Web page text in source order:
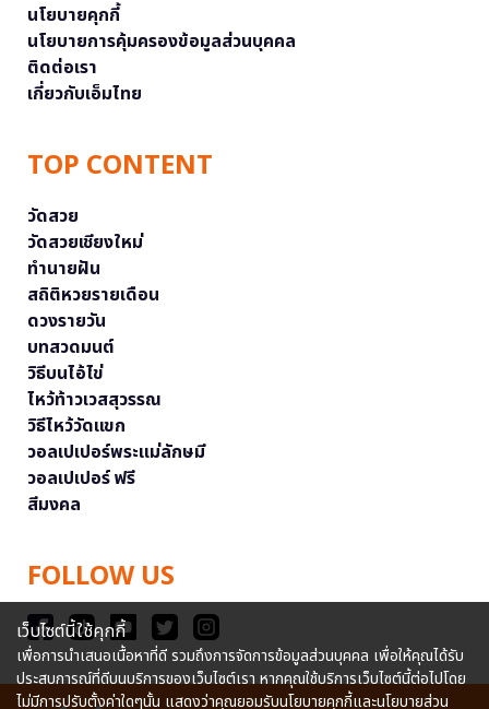
นโยบายคุกกี้
นโยบายการคุ้มครองข้อมูลส่วนบุคคล
ติดต่อเรา
เกี่ยวกับเอ็มไทย
TOP CONTENT
วัดสวย
วัดสวยเชียงใหม่
ทำนายฝัน
สถิติหวยรายเดือน
ดวงรายวัน
บทสวดมนต์
วิธีบนไอ้ไข่
ไหว้ท้าวเวสสุวรรณ
วิธีไหว้วัดแขก
วอลเปเปอร์พระแม่ลักษมี
วอลเปเปอร์ ฟรี
สีมงคล
FOLLOW US
เว็บไซต์นี้ใช้คุกกี้
เพื่อการนำเสนอเนื้อหาที่ดี รวมถึงการจัดการข้อมูลส่วนบุคคล เพื่อให้คุณได้รับ
ประสบการณ์ที่ดีบนบริการของเว็บไซต์เรา หากคุณใช้บริการเว็บไซต์นี้ต่อไปโดย
ไม่มีการปรับตั้งค่าใดๆนั้น แสดงว่าคุณยอมรับนโยบายคุกกี้และนโยบายส่วน